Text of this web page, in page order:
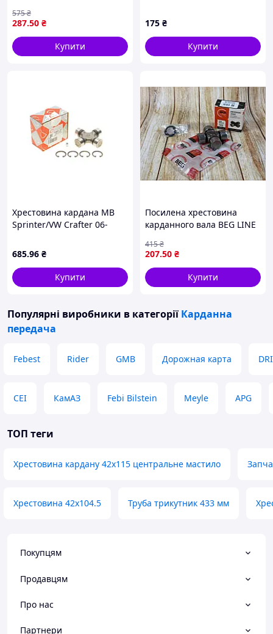
BL-2123-2202025
287.50 ₴
575₴
Купити
для стабільної роботи
карданного передавання
175 ₴
Купити
Хрестовина кардана MB
Sprinter/VW Crafter 06-
685.96 ₴
Купити
Посилена хрестовина
карданного вала BEG LINE
2105-2202025
207.50 ₴
415₴
Купити
Популярні виробники в категорії Карданна
передача
Febest Rider GMB Дорожная карта
CEI КамАЗ Febi Bilstein Meyle APG
ТОП теги
Хрестовина кардану 42х115 центральне мастило
Хрестовина 42х104.5 Труба трикутник 433 мм
Покупцям
Продавцям
Про нас
Партнери